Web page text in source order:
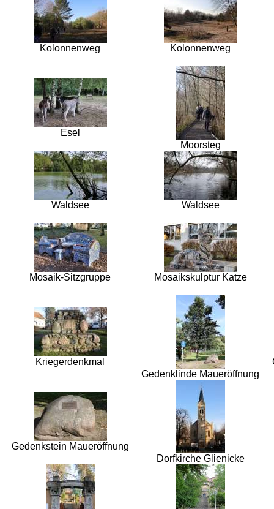
Kolonnenweg Kolonnenweg
Esel
Moorsteg
Waldsee Waldsee
Mosaik-Sitzgruppe Mosaikskulptur Katze
Kriegerdenkmal
Gedenklinde Maueröffnung
Gedenkstein Maueröffnung
Dorfkirche Glienicke